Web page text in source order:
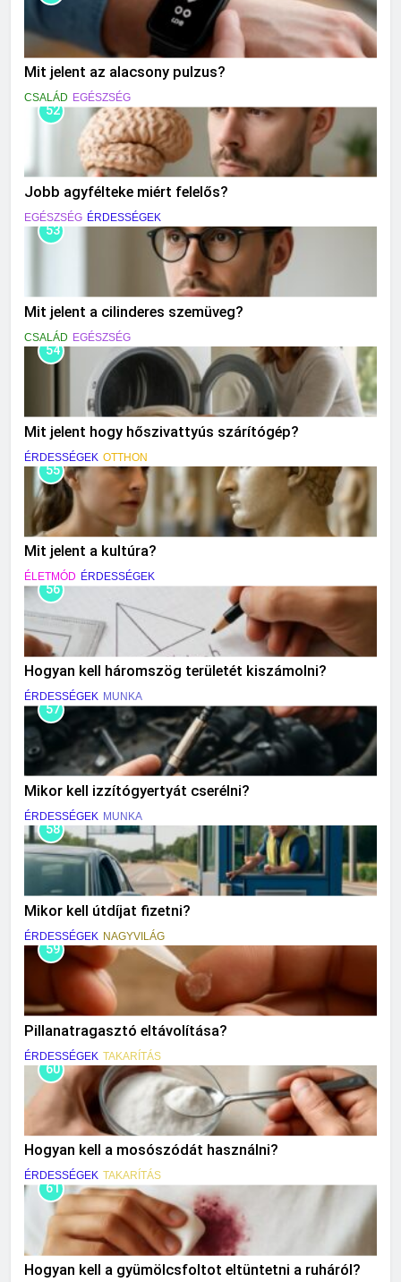
Mit jelent az alacsony pulzus?
CSALÁD EGÉSZSÉG
52
Jobb agyfélteke miért felelős?
EGÉSZSÉG ÉRDESSÉGEK
53
Mit jelent a cilinderes szemüveg?
CSALÁD EGÉSZSÉG
54
Mit jelent hogy hőszivattyús szárítógép?
ÉRDESSÉGEK OTTHON
55
Mit jelent a kultúra?
ÉLETMÓD ÉRDESSÉGEK
56
Hogyan kell háromszög területét kiszámolni?
ÉRDESSÉGEK MUNKA
57
Mikor kell izzítógyertyát cserélni?
ÉRDESSÉGEK MUNKA
58
Mikor kell útdíjat fizetni?
ÉRDESSÉGEK NAGYVILÁG
59
Pillanatragasztó eltávolítása?
ÉRDESSÉGEK TAKARÍTÁS
60
Hogyan kell a mosószódát használni?
ÉRDESSÉGEK TAKARÍTÁS
61
Hogyan kell a gyümölcsfoltot eltüntetni a ruháról?